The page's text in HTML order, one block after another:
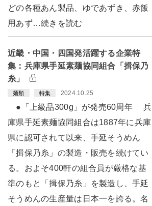
どの各種あん製品、ゆであずき、赤飯
用あず…続きを読む
近畿・中国・四国発活躍する企業特
集：兵庫県手延素麺協同組合「揖保乃
糸」
麺類 特集 2024.10.25
●「上級品300g」が発売60周年 兵
庫県手延素麺協同組合は1887年に兵庫
県に認可されて以来、手延そうめん
「揖保乃糸」の製造・販売を続けてい
る。およそ400軒の組合員が厳格な基
準のもと「揖保乃糸」を製造し、手延
そうめんの生産量は日本一を誇る。名